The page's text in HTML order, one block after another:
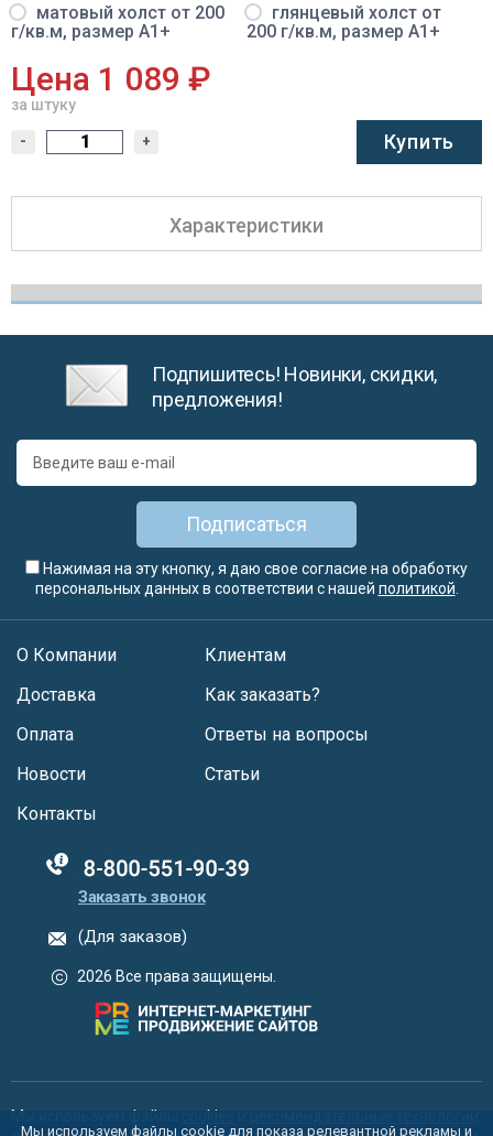
матовый холст от 200
г/кв.м, размер A1+
глянцевый холст от
200 г/кв.м, размер A1+
Цена 1 089 ₽
за штуку
- + Купить
Характеристики
Подпишитесь! Новинки, скидки,
предложения!
Подписаться
Нажимая на эту кнопку, я даю свое согласие на обработку
персональных данных в соответствии с нашей политикой
О Компании
Доставка
Оплата
Новости
Клиентам
Как заказать?
Ответы на вопросы
Статьи
Контакты
88005555550
Заказать звонок
(Для заказов)
2026 Все права защищены.
Мы используем файлы cookies
Мы используем файлы cookie для показа релевантной рекламы и